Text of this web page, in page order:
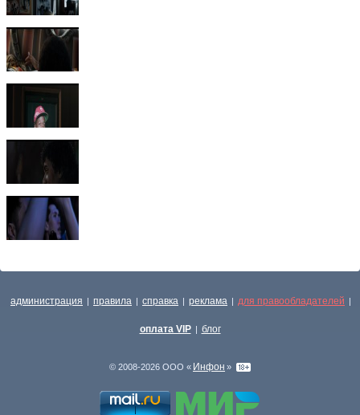
администрация | правила | справка | реклама | для правообладателей |
оплата VIP | блог
© 2008-2026 ООО « Инфон »